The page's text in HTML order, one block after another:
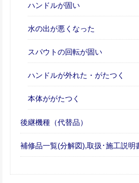
ハンドルが固い
水の出が悪くなった
スパウトの回転が固い
ハンドルが外れた・がたつく
本体ががたつく
後継機種（代替品）
補修品一覧(分解図),取扱･施工説明